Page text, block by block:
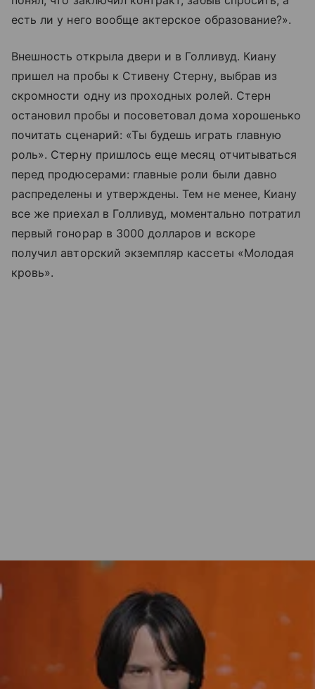
есть ли у него вообще актерское образование?».
Внешность открыла двери и в Голливуд. Киану
пришел на пробы к Стивену Стерну, выбрав из
скромности одну из проходных ролей. Стерн
остановил пробы и посоветовал дома хорошенько
почитать сценарий: «Ты будешь играть главную
роль». Стерну пришлось еще месяц отчитываться
перед продюсерами: главные роли были давно
распределены и утверждены. Тем не менее, Киану
все же приехал в Голливуд, моментально потратил
первый гонорар в 3000 долларов и вскоре
получил авторский экземпляр кассеты «Молодая
кровь».